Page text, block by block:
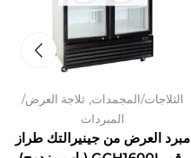
الثلاجات/المجمدات, ثلاجة العرض/
المبردات
مبرد العرض من جينيرالتك طراز